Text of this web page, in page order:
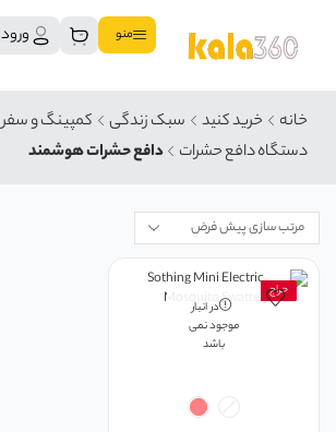
منو ورود
خانه خرید کنید سبک زندگی
کمپینگ و سفر
دستگاه دافع حشرات
دافع حشرات هوشمند
حراج
در انبار
موجود نمی
باشد